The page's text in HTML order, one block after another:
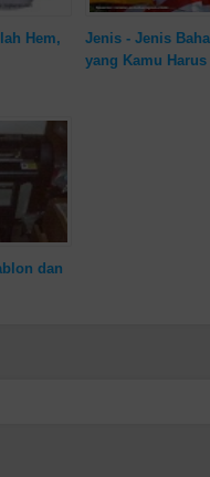
Hem,
Jenis - Jenis
yang Kamu Harus
dan